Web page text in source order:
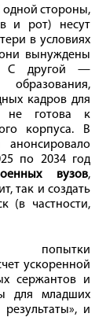
одной стороны,
и рот) несут
в условиях
вынуждены
С другой —
кадров для
не готова к
корпуса. В
по 2034 год
вузов,
так и создать
(в частности,
попытки
ускоренной
сержантов и
для младших
и